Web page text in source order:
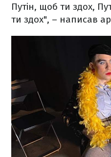
Путін, щоб ти здох,
ти здох", – написав